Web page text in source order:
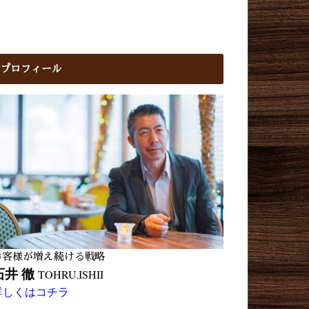
プロフィール
客様が増え続ける戦略
井 徹 TOHRU.ISHII
しくはコチラ